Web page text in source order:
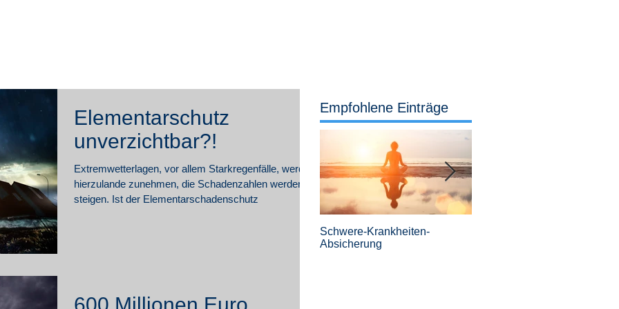
Elementarschutz
unverzichtbar?!
Extremwetterlagen, vor allem Starkregenfälle, werden
hierzulande zunehmen, die Schadenzahlen werden
steigen. Ist der Elementarschadenschutz
Empfohlene Einträge
Schwere-Krankheiten-
Absicherung